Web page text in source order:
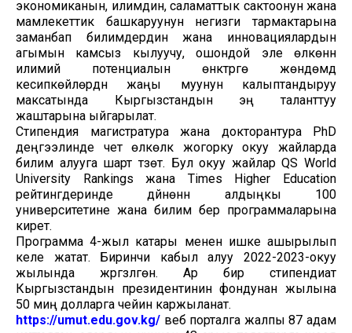
экономиканын, илимдин, саламаттык сактоонун жана
мамлекеттик башкаруунун негизги тармактарына
заманбап билимдердин жана инновациялардын
агымын камсыз кылуучу, ошондой эле өлкөнүн
илимий потенциалын өнүктүрүүгө жөндөмдүү
кесипкөйлөрдүн жаңы муунун калыптандыруу
максатында Кыргызстандын эң таланттуу
жаштарына ыйгарылат.
Стипендия магистратура жана докторантура PhD
деңгээлинде чет өлкөлүк жогорку окуу жайларда
билим алууга шарт түзөт. Бул окуу жайлар QS World
University Rankings жана Times Higher Education
рейтингдеринде дүйнөнүн алдыңкы 100
университетине жана билим берүү программаларына
кирет.
Программа 4-жыл катары менен ишке ашырылып
келе жатат. Биринчи кабыл алуу 2022-2023-окуу
жылында жүргүзүлгөн. Ар бир стипендиат
Кыргызстандын президентинин фондунан жылына
50 миң долларга чейин каржыланат.
https://umut.edu.gov.kg/ веб порталга жалпы 87 адам